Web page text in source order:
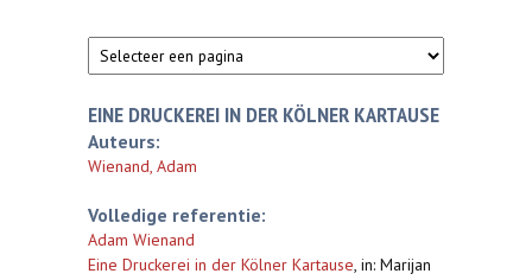
EINE DRUCKEREI IN DER KÖLNER KARTAUSE
Auteurs:
Wienand, Adam
Volledige referentie:
Adam Wienand
Eine Druckerei in der Kölner Kartause, in: Marijan